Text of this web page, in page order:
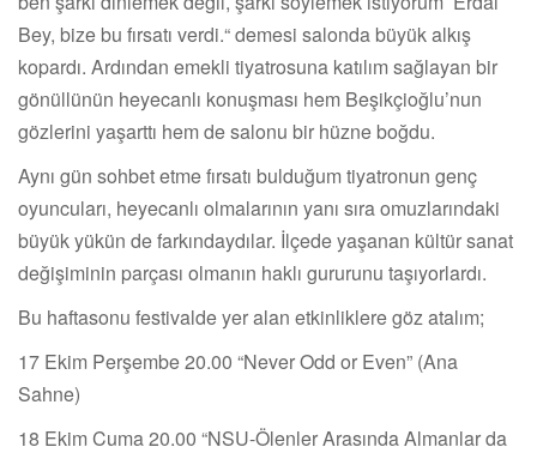
Bey, bize bu fırsatı verdi.“ demesi salonda büyük alkış
kopardı. Ardından emekli tiyatrosuna katılım sağlayan bir
gönüllünün heyecanlı konuşması hem Beşikçioğlu’nun
gözlerini yaşarttı hem de salonu bir hüzne boğdu.
Aynı gün sohbet etme fırsatı bulduğum tiyatronun genç
oyuncuları, heyecanlı olmalarının yanı sıra omuzlarındaki
büyük yükün de farkındaydılar. İlçede yaşanan kültür sanat
değişiminin parçası olmanın haklı gururunu taşıyorlardı.
Bu haftasonu festivalde yer alan etkinliklere göz atalım;
17 Ekim Perşembe 20.00 “Never Odd or Even” (Ana
Sahne)
18 Ekim Cuma 20.00 “NSU-Ölenler Arasında Almanlar da